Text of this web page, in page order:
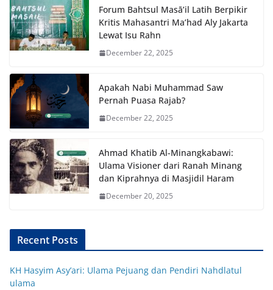
Forum Bahtsul Masā’il Latih Berpikir
Kritis Mahasantri Ma’had Aly Jakarta
Lewat Isu Rahn
December 22, 2025
Apakah Nabi Muhammad Saw
Pernah Puasa Rajab?
December 22, 2025
Ahmad Khatib Al-Minangkabawi:
Ulama Visioner dari Ranah Minang
dan Kiprahnya di Masjidil Haram
December 20, 2025
Recent Posts
KH Hasyim Asy’ari: Ulama Pejuang dan Pendiri Nahdlatul
ulama